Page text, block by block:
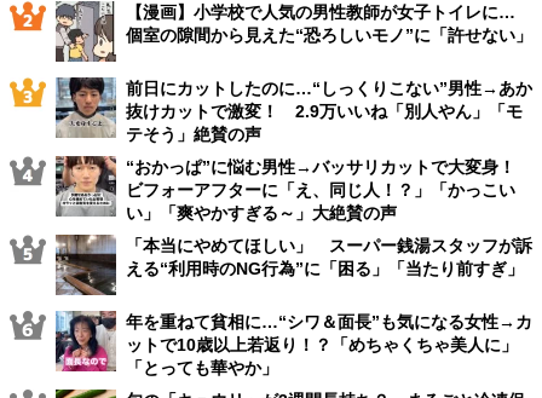
【漫画】小学校で人気の男性教師が女子トイレに…
個室の隙間から見えた“恐ろしいモノ”に「許せない」
前日にカットしたのに…“しっくりこない”男性→あか
抜けカットで激変！ 2.9万いいね「別人やん」「モ
テそう」絶賛の声
“おかっぱ”に悩む男性→バッサリカットで大変身！
ビフォーアフターに「え、同じ人！？」「かっこい
い」「爽やかすぎる～」大絶賛の声
「本当にやめてほしい」 スーパー銭湯スタッフが訴
える“利用時のNG行為”に「困る」「当たり前すぎ」
年を重ねて貧相に…“シワ＆面長”も気になる女性→カ
ットで10歳以上若返り！？「めちゃくちゃ美人に」
「とっても華やか」